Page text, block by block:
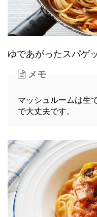
ゆであがったスパゲ
メモ
マッシュルームは生
で大丈夫です。